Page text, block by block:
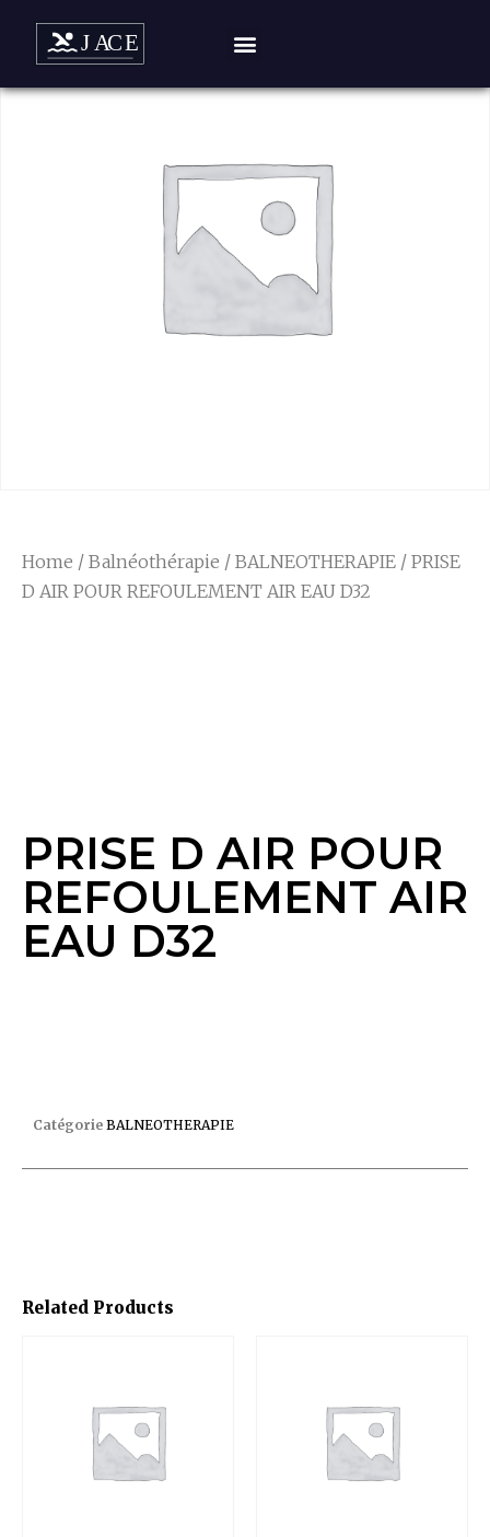
Home / Balnéothérapie / BALNEOTHERAPIE / PRISE
D AIR POUR REFOULEMENT AIR EAU D32
PRISE D AIR POUR
REFOULEMENT AIR
EAU D32
Related Products
Catégorie BALNEOTHERAPIE